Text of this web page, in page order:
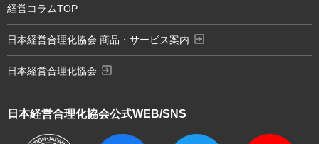
日本経営合理化協会公式WEB/SNS
経営コラムTOP
日本経営合理化協会 商品・サービス案内 exit_to_app
日本経営合理化協会 exit_to_app